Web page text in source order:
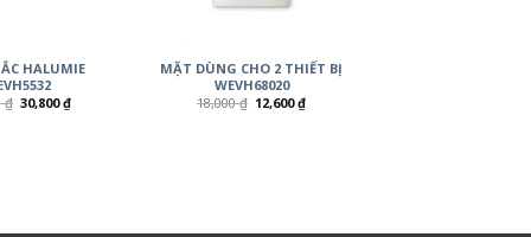
HALUMIE
₫ 30,800₫
MẶT DÙNG CHO 2 THIẾT BỊ
WEVH68020
18,000₫ 12,600₫